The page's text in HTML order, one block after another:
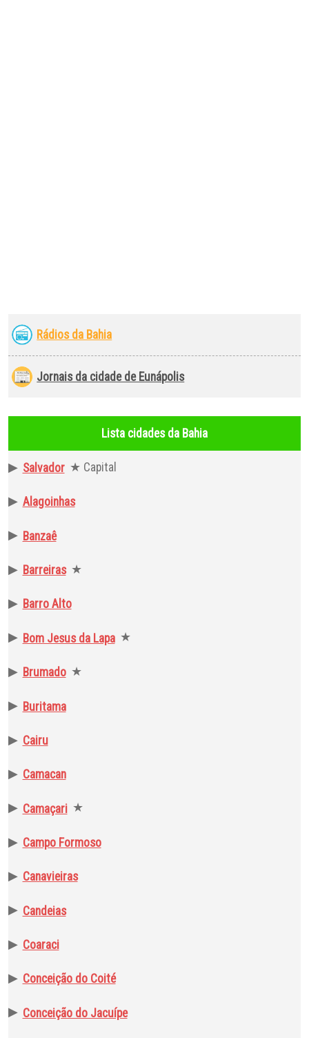
Rádios da Bahia
Jornais da cidade de Eunápolis
Lista cidades da Bahia
▶ Salvador ★ Capital
▶ Alagoinhas
▶ Banzaê
▶ Barreiras ★
▶ Barro Alto
▶ Bom Jesus da Lapa ★
▶ Brumado ★
▶ Buritama
▶ Cairu
▶ Camacan
▶ Camaçari ★
▶ Campo Formoso
▶ Canavieiras
▶ Candeias
▶ Coaraci
▶ Conceição do Coité
▶ Conceição do Jacuípe